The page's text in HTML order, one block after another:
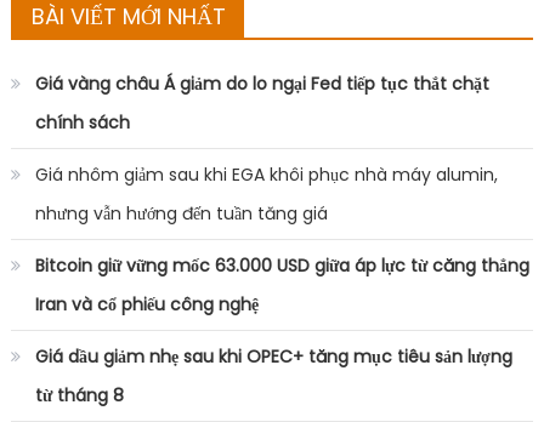
BÀI VIẾT MỚI NHẤT
Giá vàng châu Á giảm do lo ngại Fed tiếp tục thắt chặt
chính sách
Giá nhôm giảm sau khi EGA khôi phục nhà máy alumin,
nhưng vẫn hướng đến tuần tăng giá
Bitcoin giữ vững mốc 63.000 USD giữa áp lực từ căng thẳng
Iran và cổ phiếu công nghệ
Giá dầu giảm nhẹ sau khi OPEC+ tăng mục tiêu sản lượng
từ tháng 8